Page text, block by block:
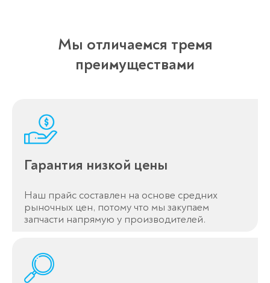
Мы отличаемся тремя
преимуществами
Гарантия низкой цены
Наш прайс составлен на основе средних
рыночных цен, потому что мы закупаем
запчасти напрямую у производителей.